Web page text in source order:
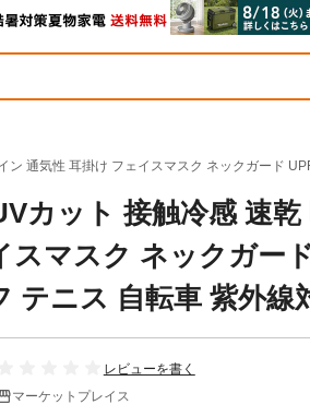
通気性 耳掛け フェイスマスク ネックガード
カット 接触冷感 速乾
マスク ネックガー
テニス 自転車 紫外線
レビューを書く
マーケットプレイス